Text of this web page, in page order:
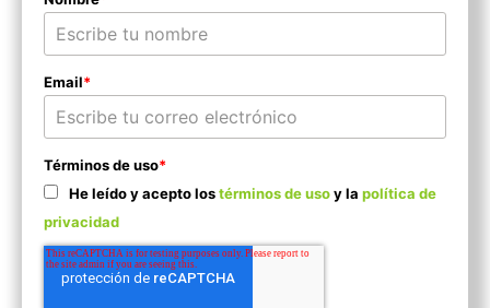
Email*
Términos de uso*
He leído y acepto lostérminos de usoy la política de
privacidad